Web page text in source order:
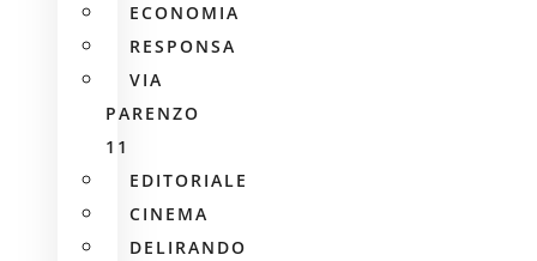
ECONOMIA
RESPONSA
VIA
PARENZO
11
EDITORIALE
CINEMA
DELIRANDO